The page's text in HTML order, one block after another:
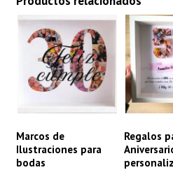
Marcos de
Ilustraciones para
bodas
Regalos